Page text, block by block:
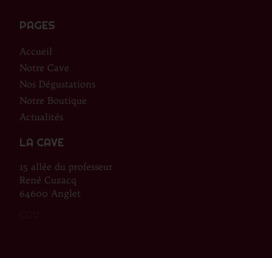
PAGES
Accueil
Notre Cave
Nos Dégustations
Notre Boutique
Actualités
LA CAVE
15 allée du professeur
René Cuzacq
64600 Anglet